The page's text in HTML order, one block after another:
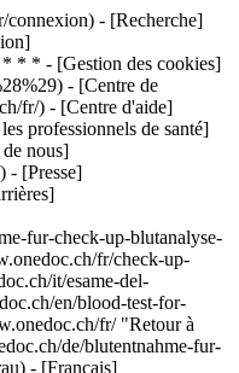
- [Recherche]
* * - [Gestion des cookies]
- [Centre de
fr/) - [Centre d'aide]
professionnels de santé]
nous]
- [Presse]
fur-check-up-blutanalyse-
fr/check-up-
it/esame-del-
en/blood-test-for-
fr/ "Retour à
de/blutentnahme-fur-
- [Français]